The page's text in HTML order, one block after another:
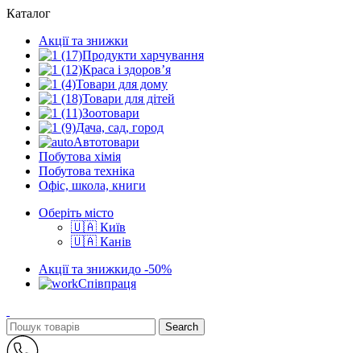
Каталог
Акції та знижки
Продукти харчування
Краса і здоров’я
Товари для дому
Товари для дітей
Зоотовари
Дача, сад, город
Автотовари
Побутова хімія
Побутова техніка
Офіс, школа, книги
Оберіть місто
🇺🇦 Київ
🇺🇦 Канів
Акції та знижкидо -50%
Співпраця
Search